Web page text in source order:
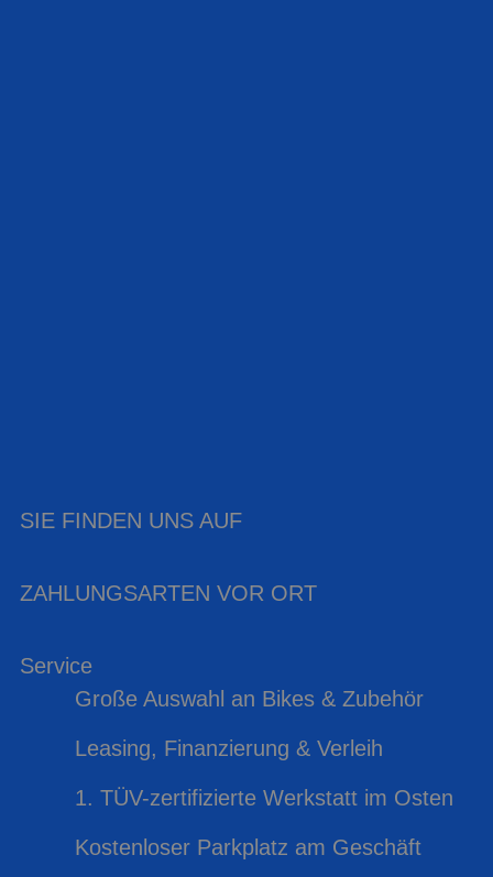
SIE FINDEN UNS AUF
ZAHLUNGSARTEN VOR ORT
Service
Große Auswahl an Bikes & Zubehör
Leasing, Finanzierung & Verleih
1. TÜV-zertifizierte Werkstatt im Osten
Kostenloser Parkplatz am Geschäft